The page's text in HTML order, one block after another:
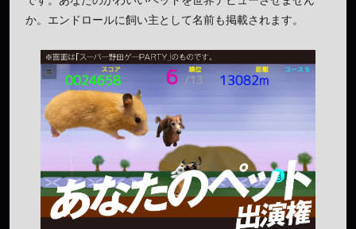
か。エンドロールに飼い主として名前も掲載されます。